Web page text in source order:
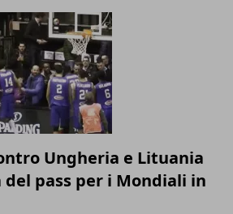
Ungheria e Lituania
pass per i Mondiali in